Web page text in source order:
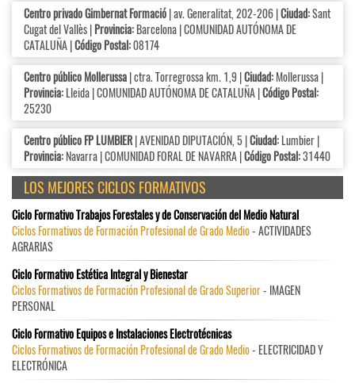
Centro privado Gimbernat Formació| av. Generalitat, 202-206 |Ciudad:Sant
Cugat del Vallès |Provincia:Barcelona | COMUNIDAD AUTÓNOMA DE
CATALUÑA |Código Postal:08174
Centro público Mollerussa| ctra. Torregrossa km. 1,9 |Ciudad:Mollerussa |
Provincia:Lleida | COMUNIDAD AUTÓNOMA DE CATALUÑA |Código Postal:
25230
Centro público FP LUMBIER| AVENIDAD DIPUTACIÓN, 5 |Ciudad:Lumbier |
Provincia:Navarra | COMUNIDAD FORAL DE NAVARRA |Código Postal:31440
LOS MEJORES CICLOS FORMATIVOS
Ciclo Formativo Trabajos Forestales y de Conservación del Medio Natural
Ciclos Formativos de Formación Profesional de Grado Medio- ACTIVIDADES
AGRARIAS
Ciclo Formativo Estética Integral y Bienestar
Ciclos Formativos de Formación Profesional de Grado Superior- IMAGEN
PERSONAL
Ciclo Formativo Equipos e Instalaciones Electrotécnicas
Ciclos Formativos de Formación Profesional de Grado Medio- ELECTRICIDAD Y
ELECTRÓNICA